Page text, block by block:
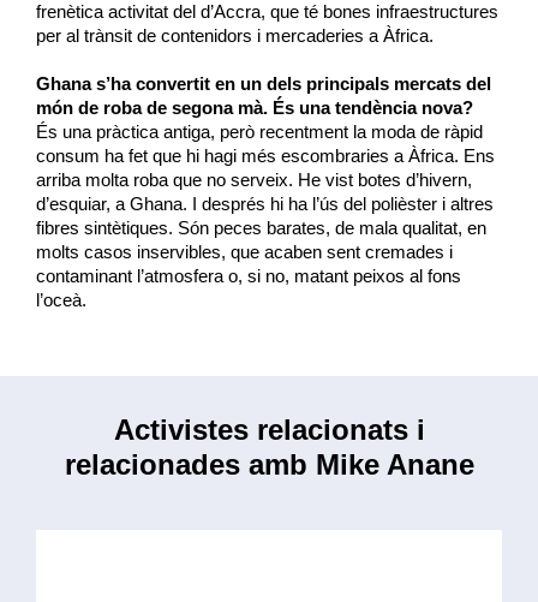
frenètica activitat del d’Accra, que té bones infraestructures
per al trànsit de contenidors i mercaderies a Àfrica.
Ghana s’ha convertit en un dels principals mercats del
món de roba de segona mà. És una tendència nova?
És una pràctica antiga, però recentment la moda de ràpid
consum ha fet que hi hagi més escombraries a Àfrica. Ens
arriba molta roba que no serveix. He vist botes d’hivern,
d’esquiar, a Ghana. I després hi ha l’ús del polièster i altres
fibres sintètiques. Són peces barates, de mala qualitat, en
molts casos inservibles, que acaben sent cremades i
contaminant l’atmosfera o, si no, matant peixos al fons
l’oceà.
Activistes relacionats i
relacionades amb Mike Anane